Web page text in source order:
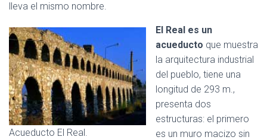
lleva el mismo nombre.
Acueducto El Real.
El Real es un
acueducto que muestra
la arquitectura industrial
del pueblo, tiene una
longitud de 293 m.,
presenta dos
estructuras: el primero
es un muro macizo sin